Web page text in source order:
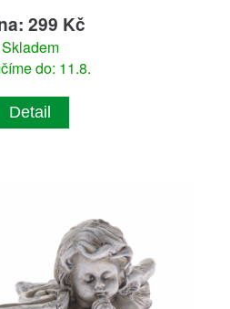
299 Kč
Skladem
do: 11.8.
Detail